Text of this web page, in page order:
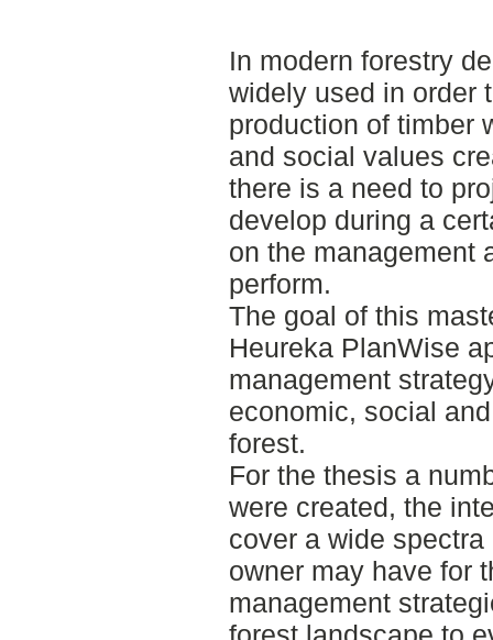
In modern forestry
widely used in order
production of timber
and social values
there is a need to
develop during a
on the management
perform.
The goal of this
Heureka PlanWise
management
economic, social
forest.
For the thesis a
were created, the
cover a wide
owner may have for
management